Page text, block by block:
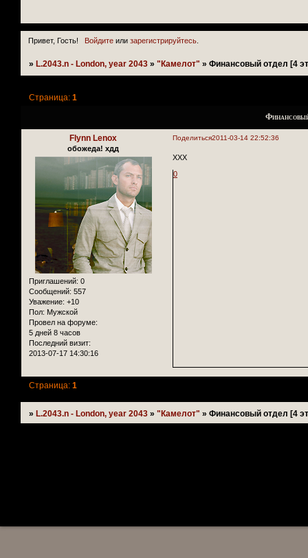
Привет, Гость! Войдитеили зарегистрируйтесь.
» L.2043.n - London, year 2043 »"Камелот" »Финансовый отдел [4
Страница:1
Поделиться2011-03-14 22:52:36
Flynn Lenox
обожеда! хдд
Приглашений: 0
Сообщений: 557
Уважение: +10
Пол: Мужской
Провел на форуме:
5 дней 8 часов
Последний визит:
2013-07-17 14:30:16
ХХХ
0
Страница:1
»L.2043.n - London, year 2043 »"Камелот" »Финансовый отдел [4